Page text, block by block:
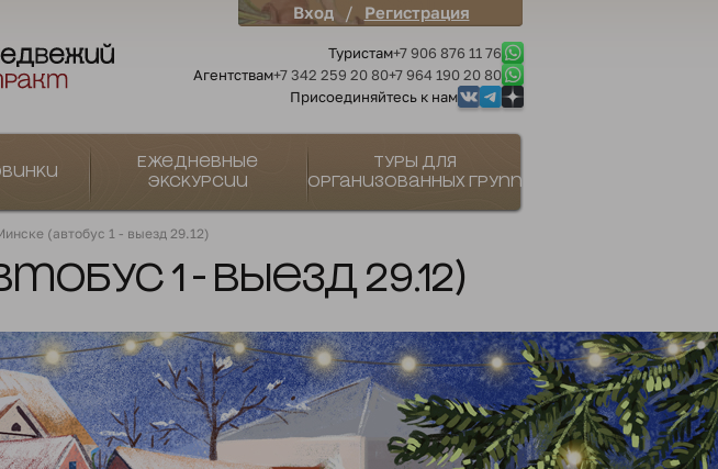
Вход / Регистрация
Туристам+7 906 876 11 76
Агентствам+7 342 259 20 80+7 964 190 20 80
Присоединяйтесь к нам
Ежедневные
экскурсии
Туры для
организованных групп
(автобус 1 - выезд 29.12)
1 - выезд 29.12)